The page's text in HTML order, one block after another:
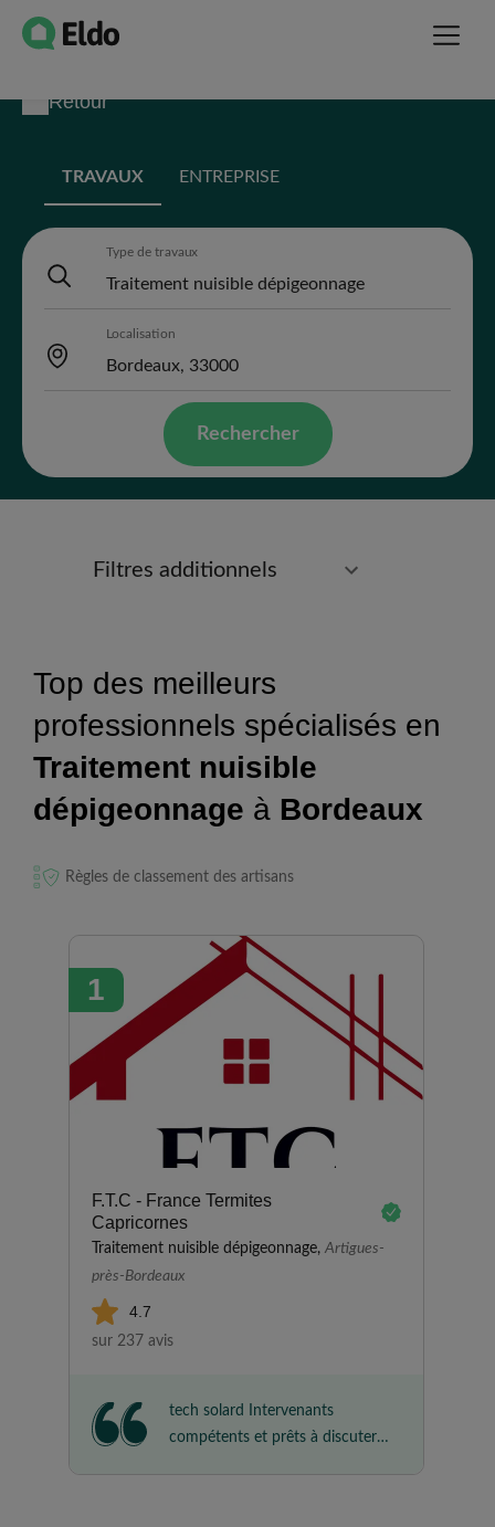
Retour
TRAVAUX ENTREPRISE
Type de travaux
Localisation
Rechercher
Filtres additionnels
Top des meilleurs
professionnels spécialisés en
Traitement nuisible
dépigeonnage à Bordeaux
Règles de classement des artisans
1
F.T.C - France Termites
Capricornes
Traitement nuisible dépigeonnage, Artigues-
près-Bordeaux
4.7
sur 237 avis
tech solard Intervenants
compétents et prêts à discuter